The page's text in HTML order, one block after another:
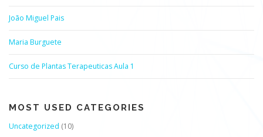
João Miguel Pais
Maria Burguete
Curso de Plantas Terapeuticas Aula 1
MOST USED CATEGORIES
Uncategorized (10)